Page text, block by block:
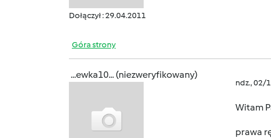
Dołączył : 29.04.2011
Góra strony
...ewka10... (niezweryfikowany)
ndz., 02/
Witam
prawa